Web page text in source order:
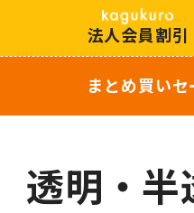
法人会員割引
まとめ買いセ
透明・